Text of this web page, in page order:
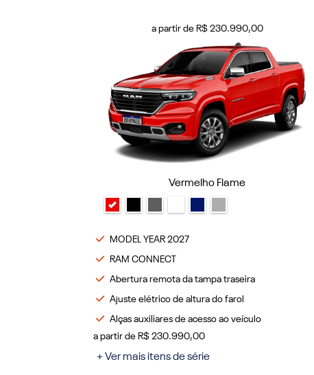
a partir de R$ 230.990,00
Vermelho Flame
MODEL YEAR 2027
RAM CONNECT
Abertura remota da tampa traseira
Ajuste elétrico de altura do farol
Alças auxiliares de acesso ao veículo
a partir de R$ 230.990,00
+ Ver mais itens de série